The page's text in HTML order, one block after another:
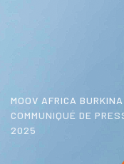
MOOV AFRICA BURKINA
COMMUNIQUÉ DE
2025